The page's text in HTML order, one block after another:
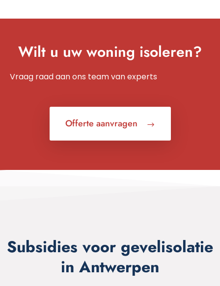
Wilt u uw woning isoleren?
Vraag raad aan ons team van experts
Offerte aanvragen
Subsidies voor gevelisolatie
in Antwerpen